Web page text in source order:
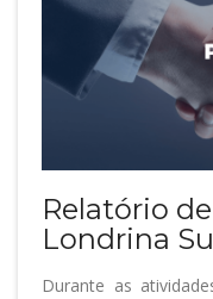
Relatório
Londrina
Durante as